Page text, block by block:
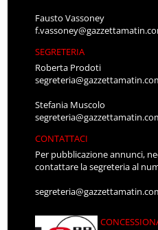
Fausto Vassoney
SEGRETERIA
Roberta Prodoti
Stefania Muscolo
CONTATTACI
Per pubblicazione annunci,
contattare la segreteria al